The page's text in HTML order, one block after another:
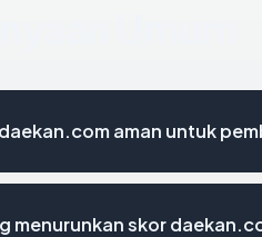
aman untuk
menurunkan skor